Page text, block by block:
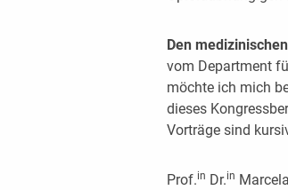
Den
vom Department
möchte ich mich
dieses
Vorträge sind
Prof.in Dr.in